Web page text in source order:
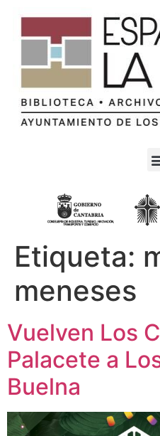
Etiqueta:
meneses
Vuelven Los
Palacete a
Buelna